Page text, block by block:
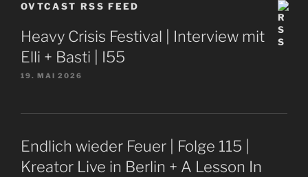
OVTCAST RSS FEED
Heavy Crisis Festival | Interview mit
Elli + Basti | I55
19. MAI 2026
Endlich wieder Feuer | Folge 115 |
Kreator Live in Berlin + A Lesson In